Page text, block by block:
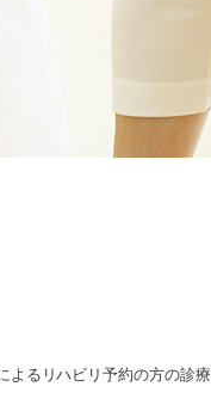
よるリハビリ予約の方の診療